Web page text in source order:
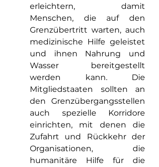
erleichtern, damit
Menschen, die auf den
Grenzübertritt warten, auch
medizinische Hilfe geleistet
und ihnen Nahrung und
Wasser bereitgestellt
werden kann. Die
Mitgliedstaaten sollten an
den Grenzübergangsstellen
auch spezielle Korridore
einrichten, mit denen die
Zufahrt und Rückkehr der
Organisationen, die
humanitäre Hilfe für die